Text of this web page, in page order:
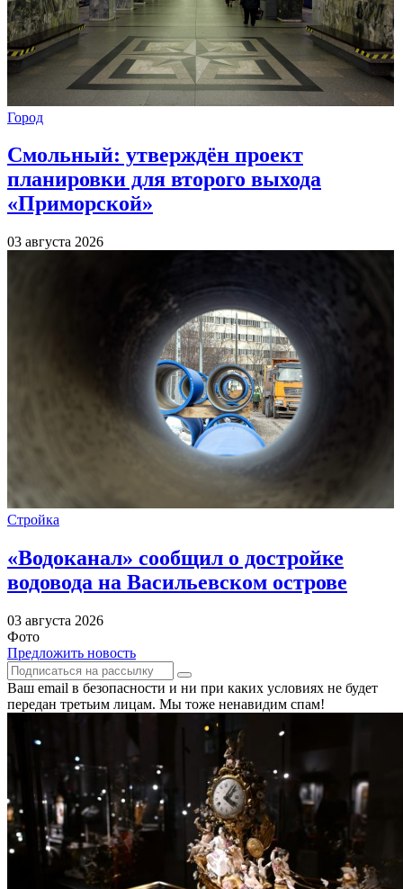
Город
Смольный: утверждён проект
планировки для второго выхода
«Приморской»
03 августа 2026
Стройка
«Водоканал» сообщил о достройке
водовода на Васильевском острове
03 августа 2026
Фото
Предложить новость
Ваш email в безопасности и ни при каких условиях не будет
передан третьим лицам. Мы тоже ненавидим спам!